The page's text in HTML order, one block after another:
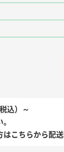
込）～
こちらから配